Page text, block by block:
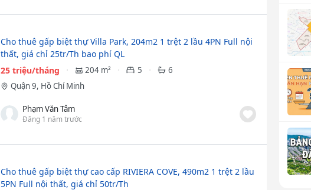
Cho thuê gấp biệt thự Villa Park, 204m2 1 trệt 2 lầu 4PN Full nội
thất, giá chỉ 25tr/Th bao phí QL
25 triệu/tháng
204 m² 5
6
Quận 9, Hồ Chí Minh
Phạm Văn Tâm
Đăng 1 năm trước
Cho thuê gấp biệt thự cao cấp RIVIERA COVE, 490m2 1 trệt 2 lầu
5PN Full nội thất, giá chỉ 50tr/Th